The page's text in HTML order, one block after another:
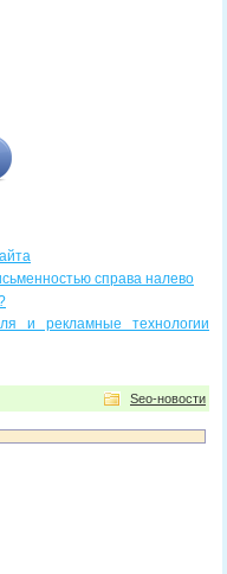
справа налево
и рекламные технологии
Seo-новости